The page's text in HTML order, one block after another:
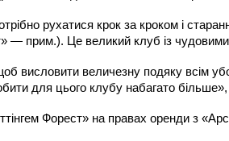
рухатися крок за кроком і
— прим.). Це великий клуб із
висловити величезну подяку всім
для цього клубу набагато
Форест» на правах оренди з